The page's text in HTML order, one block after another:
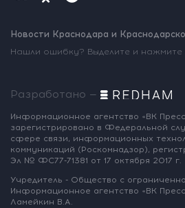
Новости Краснодара и
Нашли ошибку? Выделите и нажмите
Разработано —
Информационное агентство «ВК
зарегистрировано в Федеральной
сфере связи, информационных
коммуникаций (Роскомнадзор),
Эл № ФС77-71381 от 17 октября 2017 г.
Учредитель - Общество с
Информационное агентство «ВК
Ламейкин В.А.